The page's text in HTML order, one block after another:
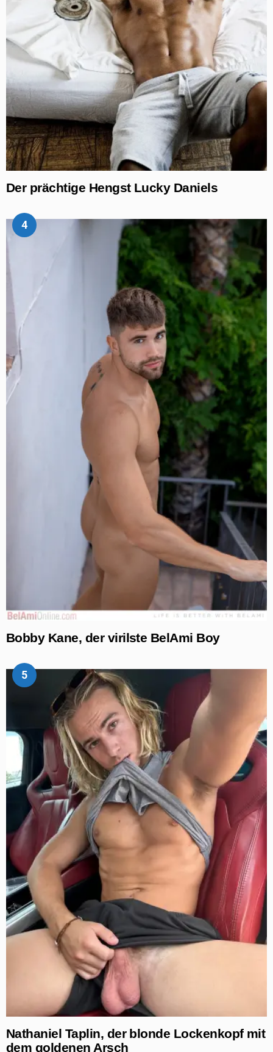
Der prächtige Hengst Lucky Daniels
Bobby Kane, der virilste BelAmi Boy
Nathaniel Taplin, der blonde Lockenkopf mit
dem goldenen Arsch